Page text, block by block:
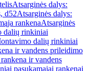
Atsarginės dalys:
d52Atsarginės dalys:
rankenaAtsarginės
dalių rinkiniai
dalių rinkiniai
ir vandens prileidimo
ir vandens
pasukamajai rankenai